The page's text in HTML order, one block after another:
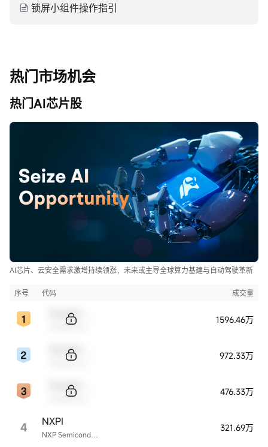
锁屏小组件操作指引
热门市场机会
热门AI芯片股
AI芯片、云安全需求激增持续领涨，未来或主导全球算力基建与自动驾驶革新
序号 代码 成交量
1596.46万
972.33万
476.33万
4 NXP Semiconductors
NXPI 321.69万